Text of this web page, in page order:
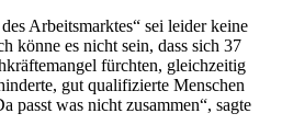
Arbeitsmarktes“ sei leider keine
könne es nicht sein, dass sich 37
fürchten, gleichzeitig
gut qualifizierte Menschen
passt was nicht zusammen“, sagte